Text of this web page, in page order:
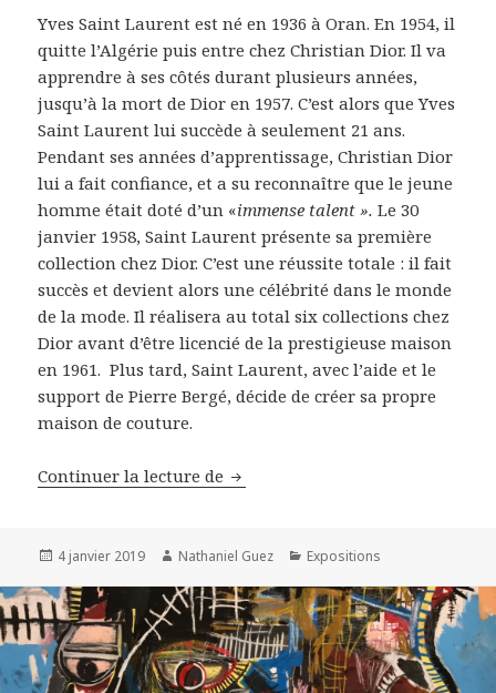
Yves Saint Laurent est né en 1936 à Oran. En 1954, il
quitte l’Algérie puis entre chez Christian Dior. Il va
apprendre à ses côtés durant plusieurs années,
jusqu’à la mort de Dior en 1957. C’est alors que Yves
Saint Laurent lui succède à seulement 21 ans.
Pendant ses années d’apprentissage, Christian Dior
lui a fait confiance, et a su reconnaître que le jeune
homme était doté d’un «immense talent ».Le 30
janvier 1958, Saint Laurent présente sa première
collection chez Dior. C’est une réussite totale : il fait
succès et devient alors une célébrité dans le monde
de la mode. Il réalisera au total six collections chez
Dior avant d’être licencié de la prestigieuse maison
en 1961. Plus tard, Saint Laurent, avec l’aide et le
support de Pierre Bergé, décide de créer sa propre
maison de couture.
Continuer la lecture de Visite du musée Saint Laurent
Publié
4 janvier 2019 Auteur
Nathaniel Guez Catégories
Expositions